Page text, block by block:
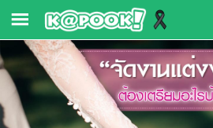
ข่าว-
ความ
รู้